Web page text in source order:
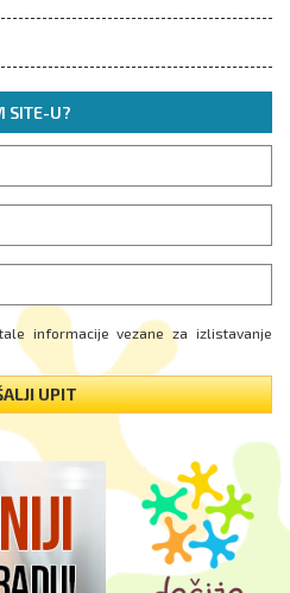
informacije vezane za izlistavanje
UPIT